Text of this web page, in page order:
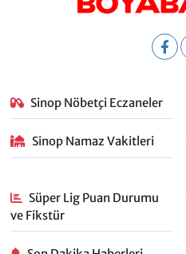
Sinop Nöbetçi Eczaneler
Sinop Namaz Vakitleri
Süper Lig Puan Durumu
ve Fikstür